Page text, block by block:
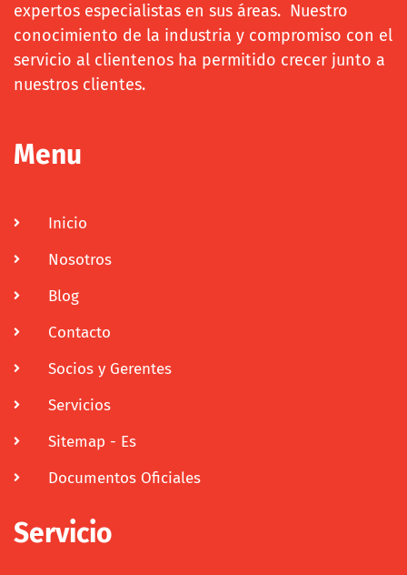
expertos especialistas en sus áreas. Nuestro
conocimiento de la industria y compromiso con el
servicio al clientenos ha permitido crecer junto a
nuestros clientes.
Menu
Inicio
Nosotros
Blog
Contacto
Socios y Gerentes
Servicios
Sitemap - Es
Documentos Oficiales
Servicio